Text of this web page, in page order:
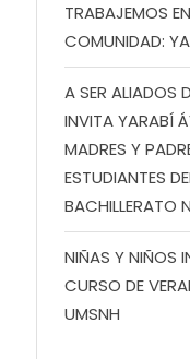
TRABAJEMOS
COMUNIDAD:
A SER ALIADOS
INVITA YARABÍ
MADRES Y
ESTUDIANTES
BACHILLERATO
NIÑAS Y NIÑOS
CURSO DE
UMSNH